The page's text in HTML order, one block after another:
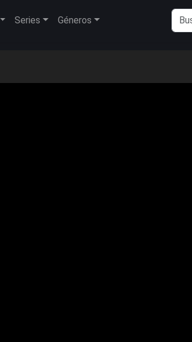
Series Géneros